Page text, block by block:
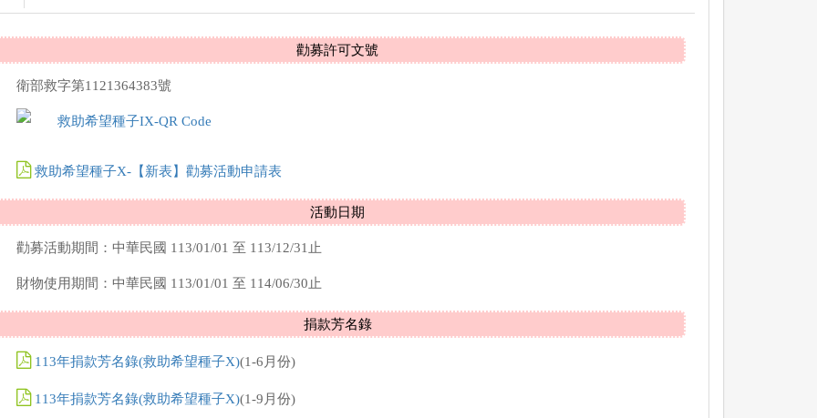
勸募許可文號
衛部救字第1121364383號
救助希望種子X-【新表】勸募活動申請表
活動日期
勸募活動期間：中華民國 113/01/01 至 113/12/31止
財物使用期間：中華民國 113/01/01 至 114/06/30止
捐款芳名錄
113年捐款芳名錄(救助希望種子X)(1-6月份)
113年捐款芳名錄(救助希望種子X)(1-9月份)